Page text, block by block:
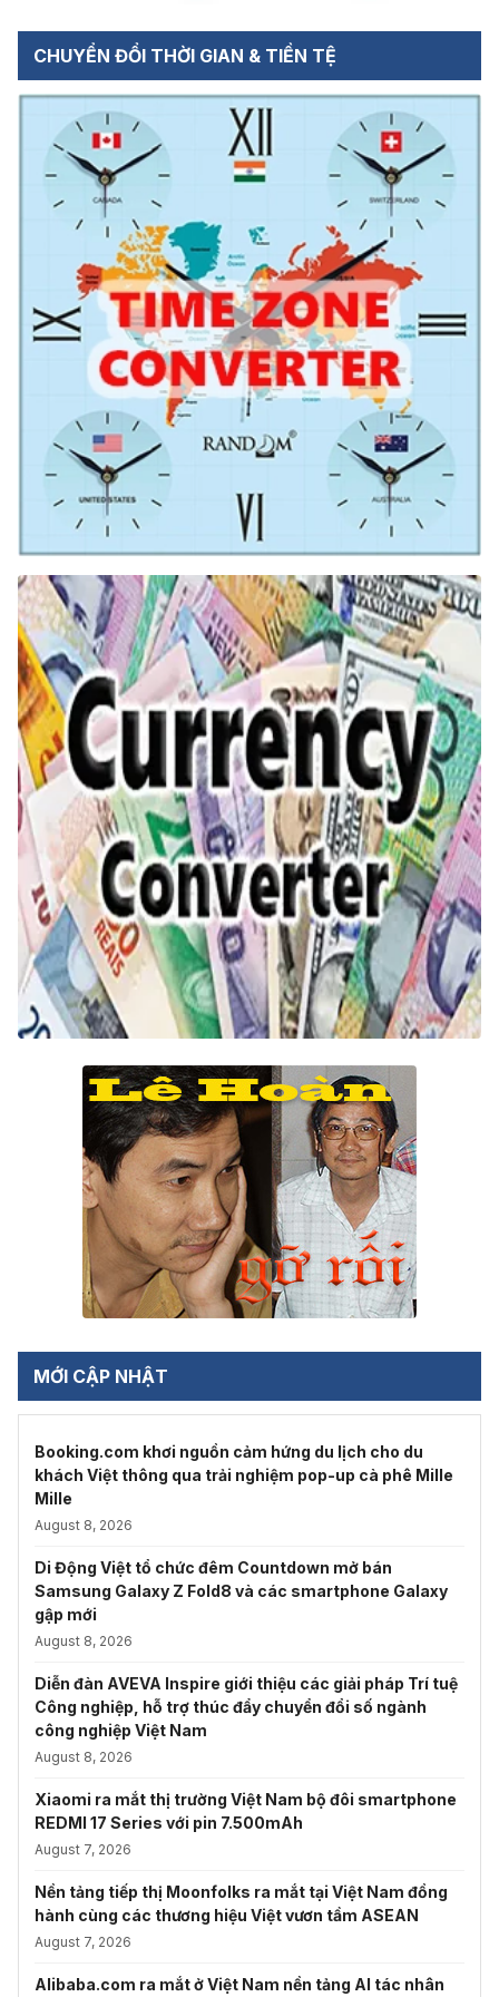
CHUYỂN ĐỔI THỜI GIAN & TIỀN TỆ
MỚI CẬP NHẬT
Booking.com khơi nguồn cảm hứng du lịch cho du
khách Việt thông qua trải nghiệm pop-up cà phê Mille
Mille
August 8, 2026
Di Động Việt tổ chức đêm Countdown mở bán
Samsung Galaxy Z Fold8 và các smartphone Galaxy
gập mới
August 8, 2026
Diễn đàn AVEVA Inspire giới thiệu các giải pháp Trí tuệ
Công nghiệp, hỗ trợ thúc đẩy chuyển đổi số ngành
công nghiệp Việt Nam
August 8, 2026
Xiaomi ra mắt thị trường Việt Nam bộ đôi smartphone
REDMI 17 Series với pin 7.500mAh
August 7, 2026
Nền tảng tiếp thị Moonfolks ra mắt tại Việt Nam đồng
hành cùng các thương hiệu Việt vươn tầm ASEAN
August 7, 2026
Alibaba.com ra mắt ở Việt Nam nền tảng AI tác nhân